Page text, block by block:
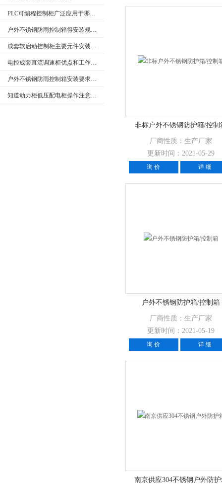
PLC可编程控制柜广泛应用于哪些行业？特点是什么？
户外不锈钢防雨控制箱得安装规范介绍，大家快来看
成套软启动控制柜主要元件安装要求和在生产中的应用
电控成套直流调速柜优点和工作原理
户外不锈钢防雨控制箱安装要求和产品特点
知道动力柜低压配电柜操作注意事项很重要
非标户外不锈钢防护箱/控制
厂商性质：生产厂家
更新时间：2021-05-29
询 价 详 细
户外不锈钢防护箱/控制箱
厂商性质：生产厂家
更新时间：2021-05-19
询 价 详 细
南京供应304不锈钢户外防